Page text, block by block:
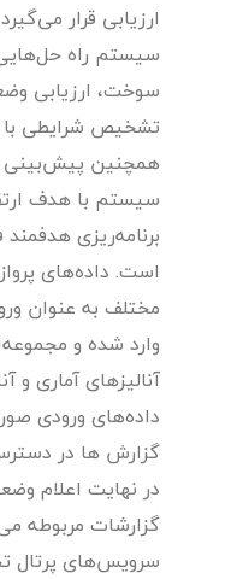
ارزیابی قرار
سیستم راه
سوخت، ارزیابی
تشخیص شرایطی با
همچنین پیش‌بینی
سیستم با هدف
برنامه‌ریزی
است. داده‌های
مختلف به عنوان
وارد شده و
آنالیزهای آماری و
داده‌های ورودی
گزارش ها در
در نهایت اعلام
گزارشات مربوطه
سرویس‌های پرتال